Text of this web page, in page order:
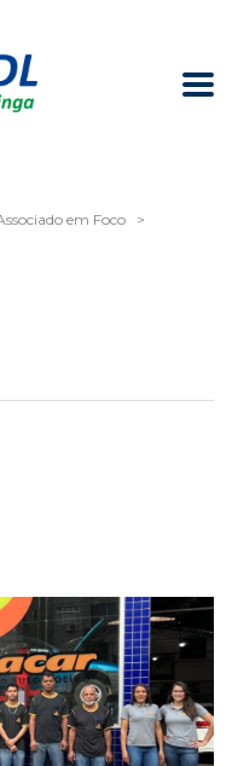
em Foco
>